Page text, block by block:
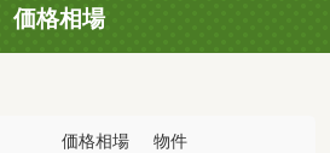
価格相場
価格相場 物件